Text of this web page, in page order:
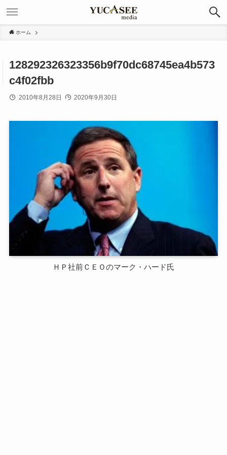
ホーム
128292326323356b9f70dc68745ea4b573
c4f02fbb
2010年8月28日 2020年9月30日
ＨＰ社前ＣＥＯのマーク・ハード氏